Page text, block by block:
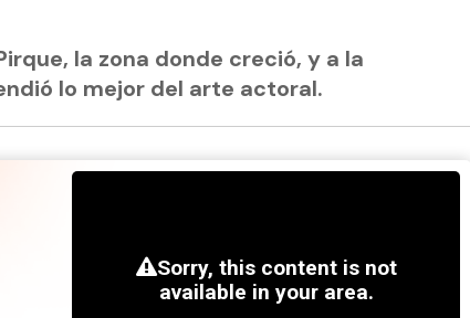
la zona donde creció, y a la
lo mejor del arte actoral.